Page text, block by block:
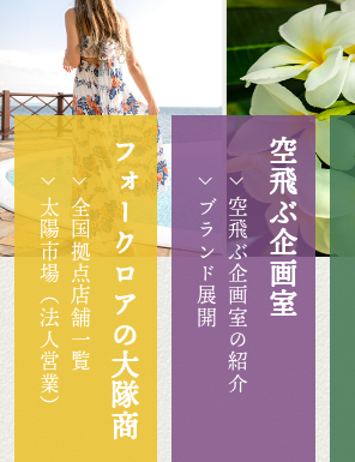
フォークロアの大隊商
全国拠点店舗一覧
太陽市場（法人営業） 空飛ぶ企画室
空飛ぶ企画室の紹介
ブランド展開